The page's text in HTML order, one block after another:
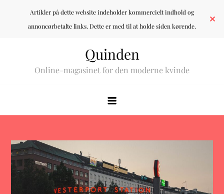
Artikler på dette website indeholder kommercielt indhold og
annoncørbetalte links. Dette er med til at holde siden kørende.
✕
Quinden
Online-magasinet for den moderne kvinde